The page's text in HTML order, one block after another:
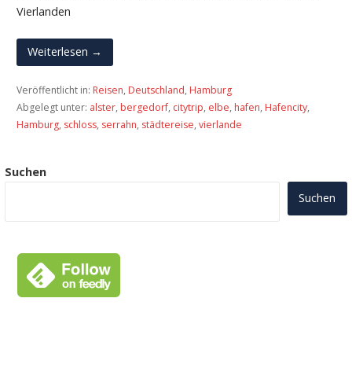
Vierlanden
Weiterlesen →
Veröffentlicht in: Reisen, Deutschland, Hamburg
Abgelegt unter: alster, bergedorf, citytrip, elbe, hafen, Hafencity,
Hamburg, schloss, serrahn, städtereise, vierlande
Suchen
Suchen